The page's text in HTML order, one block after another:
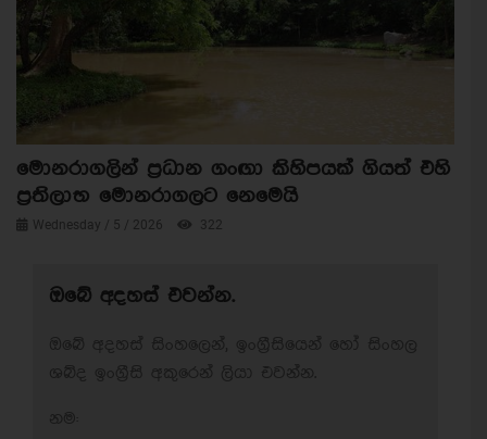
මොනරාගලින් ප්‍රධාන ගංඟා කිහිපයක් ගියත් එහි
ප්‍රතිලාභ මොනරාගලට නෙමෙයි
Wednesday / 5 / 2026 322
ඔබේ අදහස් එවන්න.